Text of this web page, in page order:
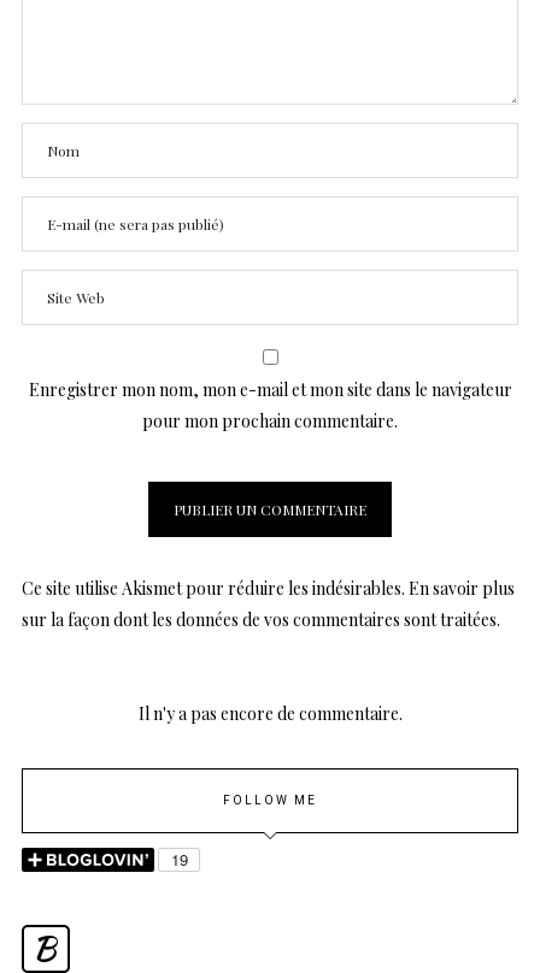
Enregistrer mon nom, mon e-mail et mon site dans le navigateur
pour mon prochain commentaire.
Ce site utilise Akismet pour réduire les indésirables. En savoir plus
sur la façon dont les données de vos commentaires sont traitées.
Il n'y a pas encore de commentaire.
FOLLOW ME
B